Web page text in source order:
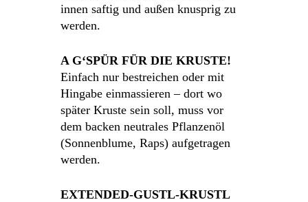
innen saftig und außen knusprig zu
werden.
A G‘SPÜR FÜR DIE KRUSTE!
Einfach nur bestreichen oder mit
Hingabe einmassieren – dort wo
später Kruste sein soll, muss vor
dem backen neutrales Pflanzenöl
(Sonnenblume, Raps) aufgetragen
werden.
EXTENDED-GUSTL-KRUSTL